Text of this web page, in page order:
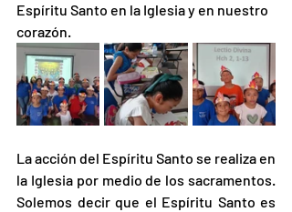
Espíritu Santo en la Iglesia y en nuestro
corazón.
La acción del Espíritu Santo se realiza en
la Iglesia por medio de los sacramentos.
Solemos decir que el Espíritu Santo es